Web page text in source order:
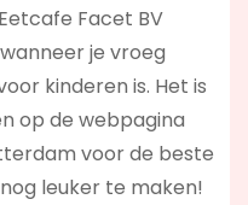
Facet BV
je vroeg
kinderen is. Het is
op de webpagina
voor de beste
leuker te maken!